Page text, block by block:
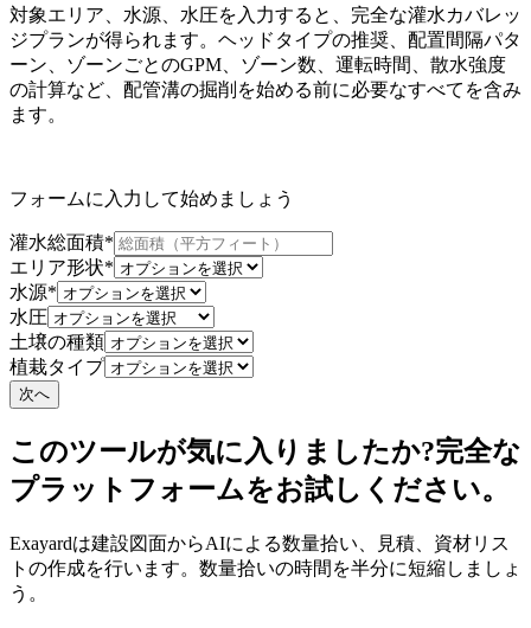
対象エリア、水源、水圧を入力すると、完全な灌水カバレッ
ジプランが得られます。ヘッドタイプの推奨、配置間隔パタ
ーン、ゾーンごとのGPM、ゾーン数、運転時間、散水強度
の計算など、配管溝の掘削を始める前に必要なすべてを含み
ます。
フォームに入力して始めましょう
灌水総面積*
エリア形状*
水源*
水圧
土壌の種類
植栽タイプ
次へ
このツールが気に入りましたか?完全な
プラットフォームをお試しください。
Exayardは建設図面からAIによる数量拾い、見積、資材リス
トの作成を行います。数量拾いの時間を半分に短縮しましょ
う。